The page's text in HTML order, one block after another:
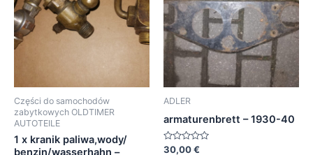
Części do samochodów
zabytkowych OLDTIMER
AUTOTEILE
1 x kranik paliwa,wody/
benzin/wasserhahn –
ADLER
armaturenbrett – 1930-40
Oceniono
30,00€